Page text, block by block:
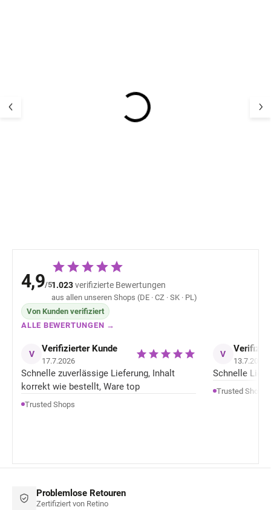
4,9/51.023verifizierte Bewertungen
aus allen unseren Shops (DE · CZ · SK · PL)
Von Kunden verifiziert
ALLE BEWERTUNGEN →
V Verifizierter Kunde
17.7.2026
Schnelle zuverlässige Lieferung, Inhalt
korrekt wie bestellt, Ware top
Trusted Shops
V
13.7.2026
Schnelle
Trusted Shops
Problemlose Retouren
Zertifiziert von Retino